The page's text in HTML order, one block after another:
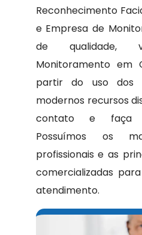
Reconhecimento
e Empresa de
de qualidade,
Monitoramento em
partir do uso dos
modernos recursos
contato e faça
Possuímos os
profissionais e as
comercializadas
atendimento.